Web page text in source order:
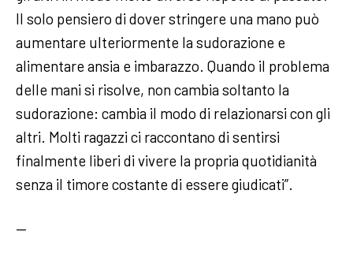
Il solo pensiero di dover stringere una mano può
aumentare ulteriormente la sudorazione e
alimentare ansia e imbarazzo. Quando il problema
delle mani si risolve, non cambia soltanto la
sudorazione: cambia il modo di relazionarsi con gli
altri. Molti ragazzi ci raccontano di sentirsi
finalmente liberi di vivere la propria quotidianità
senza il timore costante di essere giudicati”.
—